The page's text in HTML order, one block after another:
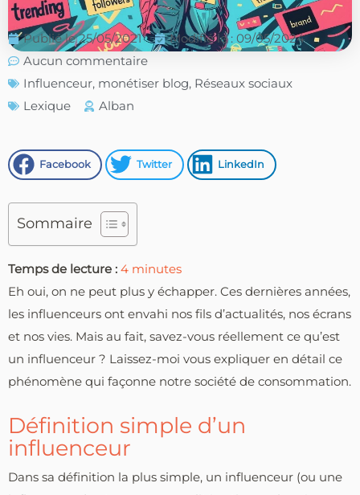
Publié le 25/05/2021
Modifié le : 09/05/2024
Aucun commentaire
Influenceur, monétiser blog, Réseaux sociaux
Lexique
Alban
Facebook Twitter LinkedIn
Sommaire
Temps de lecture : 4 minutes
Eh oui, on ne peut plus y échapper. Ces dernières années,
les influenceurs ont envahi nos fils d’actualités, nos écrans
et nos vies. Mais au fait, savez-vous réellement ce qu’est
un influenceur ? Laissez-moi vous expliquer en détail ce
phénomène qui façonne notre société de consommation.
Définition simple d’un
influenceur
Dans sa définition la plus simple, un influenceur (ou une